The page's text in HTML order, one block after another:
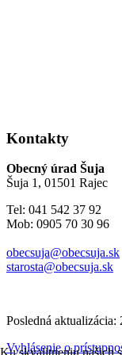
Kontakty
Obecný úrad Šuja
Šuja 1, 01501 Rajec
Tel: 041 542 37 92
Mob: 0905 70 30 96
obecsuja@obecsuja.sk
starosta@obecsuja.sk
Posledná aktualizácia:
Vyhlásenie o
Ku skvalitneniu našich